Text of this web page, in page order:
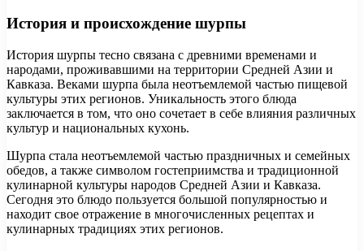
История и происхождение шурпы
История шурпы тесно связана с древними временами и
народами, проживавшими на территории Средней Азии и
Кавказа. Веками шурпа была неотъемлемой частью пищевой
культуры этих регионов. Уникальность этого блюда
заключается в том, что оно сочетает в себе влияния различных
культур и национальных кухонь.
Шурпа стала неотъемлемой частью праздничных и семейных
обедов, а также символом гостеприимства и традиционной
кулинарной культуры народов Средней Азии и Кавказа.
Сегодня это блюдо пользуется большой популярностью и
находит свое отражение в многочисленных рецептах и
кулинарных традициях этих регионов.